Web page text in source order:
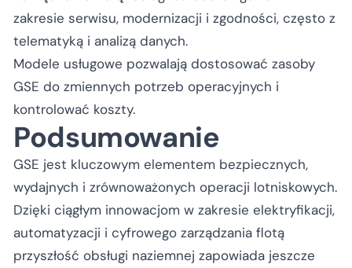
zakresie serwisu, modernizacji i zgodności, często z
telematyką i analizą danych.
Modele usługowe pozwalają dostosować zasoby
GSE do zmiennych potrzeb operacyjnych i
kontrolować koszty.
Podsumowanie
GSE jest kluczowym elementem bezpiecznych,
wydajnych i zrównoważonych operacji lotniskowych.
Dzięki ciągłym innowacjom w zakresie elektryfikacji,
automatyzacji i cyfrowego zarządzania flotą
przyszłość obsługi naziemnej zapowiada jeszcze